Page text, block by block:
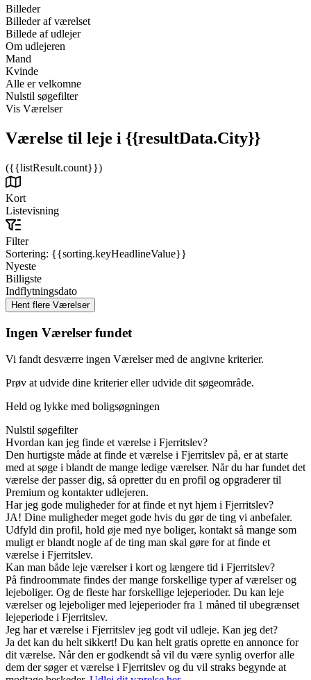
Billeder
Billeder af værelset
Billede af udlejer
Om udlejeren
Mand
Kvinde
Alle er velkomne
Nulstil søgefilter
Vis Værelser
Værelse til leje i {{resultData.City}}
({{listResult.count}})
Kort
Listevisning
Filter
Sortering: {{sorting.keyHeadlineValue}}
Nyeste
Billigste
Indflytningsdato
Ingen Værelser fundet
Vi fandt desværre ingen Værelser med de angivne kriterier.
Prøv at udvide dine kriterier eller udvide dit søgeområde.
Held og lykke med boligsøgningen
Nulstil søgefilter
Hvordan kan jeg finde et værelse i Fjerritslev?
Den hurtigste måde at finde et værelse i Fjerritslev på, er at starte
med at søge i blandt de mange ledige værelser. Når du har fundet det
værelse der passer dig, så opretter du en profil og opgraderer til
Premium og kontakter udlejeren.
Har jeg gode muligheder for at finde et nyt hjem i Fjerritslev?
JA! Dine muligheder meget gode hvis du gør de ting vi anbefaler.
Udfyld din profil, hold øje med nye boliger, kontakt så mange som
muligt er blandt nogle af de ting man skal gøre for at finde et
værelse i Fjerritslev.
Kan man både leje værelser i kort og længere tid i Fjerritslev?
På findroommate findes der mange forskellige typer af værelser og
lejeboliger. Og de fleste har forskellige lejeperioder. Du kan leje
værelser og lejeboliger med lejeperioder fra 1 måned til ubegrænset
lejeperiode i Fjerritslev.
Jeg har et værelse i Fjerritslev jeg godt vil udleje. Kan jeg det?
Ja det kan du helt sikkert! Du kan helt gratis oprette en annonce for
dit værelse. Når den er godkendt så vil du være synlig overfor alle
dem der søger et værelse i Fjerritslev og du vil straks begynde at